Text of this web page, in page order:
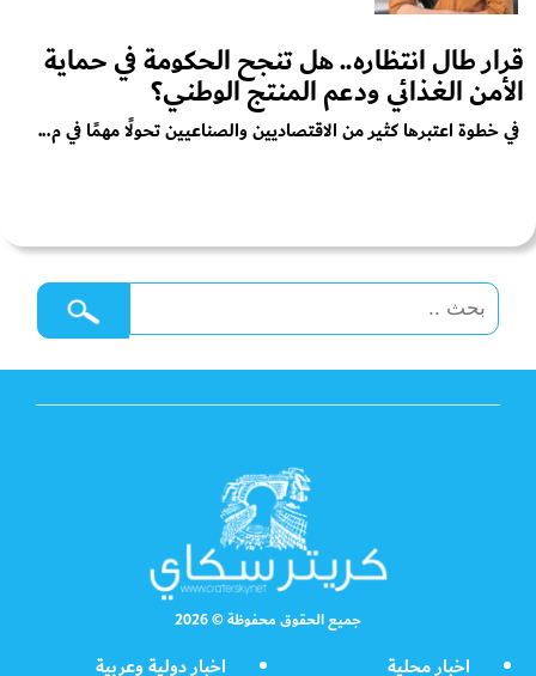
قرار طال انتظاره.. هل تنجح الحكومة في حماية
الأمن الغذائي ودعم المنتج الوطني؟
في خطوة اعتبرها كثير من الاقتصاديين والصناعيين تحولًا مهمًا في م...
جميع الحقوق محفوظة © 2026
اخبار محلية اخبار دولية وعربية